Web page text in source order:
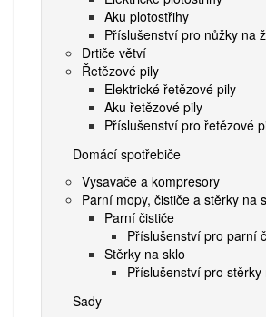
Aku plotostřihy
Příslušenství pro nůžky na
Drtiče větví
Řetězové pily
Elektrické řetězové pily
Aku řetězové pily
Příslušenství pro řetězové
Domácí spotřebiče
Vysavače a kompresory
Parní mopy, čističe a stěrky na
Parní čističe
Příslušenství pro parní
Stěrky na sklo
Příslušenství pro stěrky
Sady